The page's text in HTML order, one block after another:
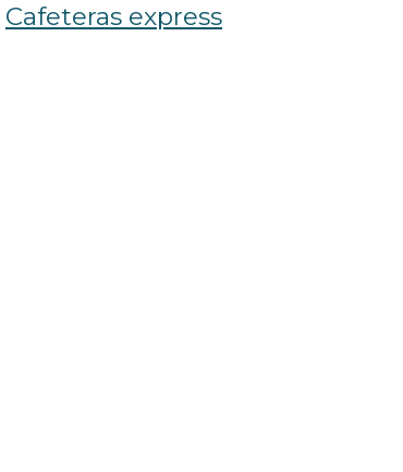
Cafeteras express